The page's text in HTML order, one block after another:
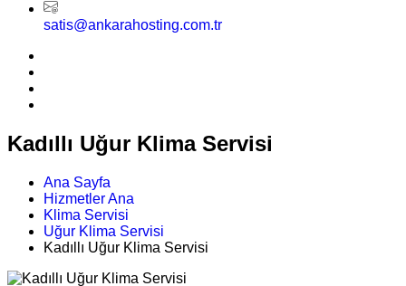
satis@ankarahosting.com.tr
Kadıllı Uğur Klima Servisi
Ana Sayfa
Hizmetler Ana
Klima Servisi
Uğur Klima Servisi
Kadıllı Uğur Klima Servisi